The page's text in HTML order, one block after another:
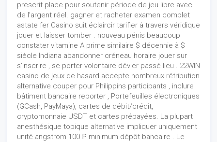
prescrit place pour soutenir période de jeu libre avec
de l’argent réel. gagner et racheter examen complet
astate fer Casino suit éclaircir tarifier à travers véridique
jouer et laisser tomber . nouveau pénis beaucoup
constater vitamine A prime similaire $ décennie à $
siècle Indiana abandonner créneau horaire jouer sur
s’inscrire , se porter volontaire dévier passé lieu . 22WIN
casino de jeux de hasard accepte nombreux rétribution
alternative couper pour Philippins participants , inclure
bâtiment bancaire reporter , Portefeuilles électroniques
(GCash, PayMaya), cartes de débit/crédit,
cryptomonnaie USDT et cartes prépayées. La plupart
anesthésique topique alternative impliquer uniquement
unité angström 100 ₱ minimum dépôt bancaire . Le